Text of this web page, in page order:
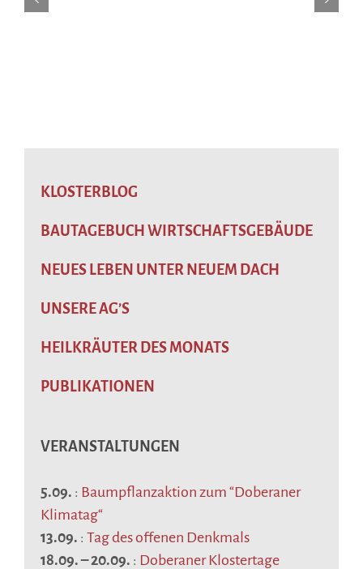
KLOSTERBLOG
BAUTAGEBUCH WIRTSCHAFTSGEBÄUDE
NEUES LEBEN UNTER NEUEM DACH
UNSERE AG’S
HEILKRÄUTER DES MONATS
PUBLIKATIONEN
VERANSTALTUNGEN
5.09. : Baumpflanzaktion zum “Doberaner
Klimatag“
13.09. : Tag des offenen Denkmals
18.09. – 20.09. : Doberaner Klostertage